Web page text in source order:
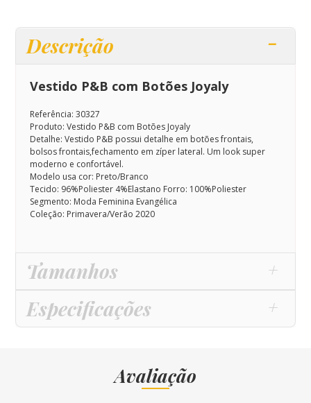
Descrição
Vestido P&B com Botões Joyaly
Referência: 30327
Produto: Vestido P&B com Botões Joyaly
Detalhe: Vestido P&B possui detalhe em botões frontais,
bolsos frontais,fechamento em zíper lateral. Um look super
moderno e confortável.
Modelo usa cor: Preto/Branco
Tecido: 96%Poliester 4%Elastano Forro: 100%Poliester
Segmento: Moda Feminina Evangélica
Coleção: Primavera/Verão 2020
Tamanhos
Especificações
Avaliação